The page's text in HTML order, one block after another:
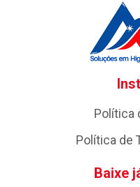
Política
Política de
Baixe